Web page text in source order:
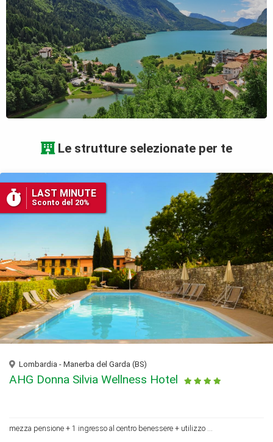
Le strutture selezionate per te
LAST MINUTE
Sconto del 20%
Lombardia - Manerba del Garda (BS)
AHG Donna Silvia Wellness Hotel
mezza pensione + 1 ingresso al centro benessere + utilizzo ...